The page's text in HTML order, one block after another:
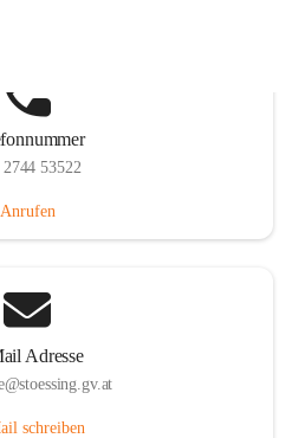
53522
Anrufen
Adresse
schreiben